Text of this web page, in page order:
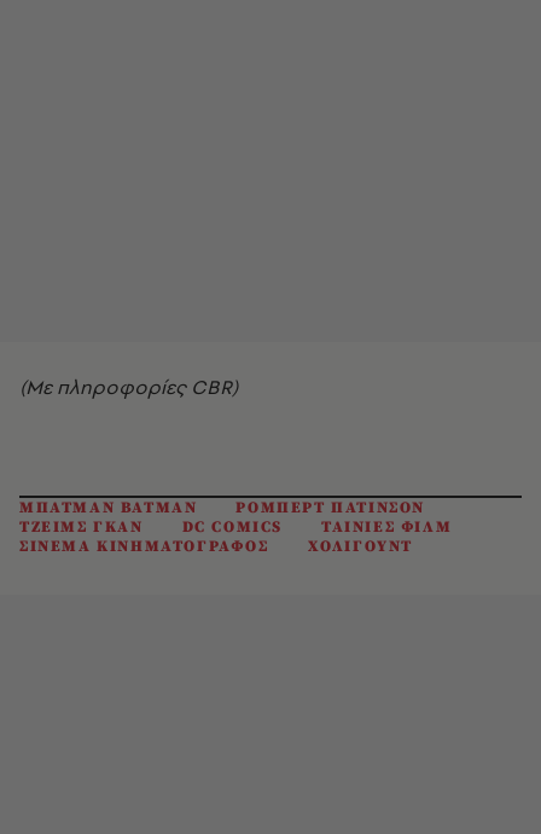
(Με πληροφορίες CBR)
ΜΠΑΤΜΑΝ BATMAN
ΡΟΜΠΕΡΤ ΠΑΤΙΝΣΟΝ
ΤΖΕΙΜΣ ΓΚΑΝ
DC COMICS
ΤΑΙΝΙΕΣ ΦΙΛΜ
ΣΙΝΕΜΑ ΚΙΝΗΜΑΤΟΓΡΑΦΟΣ
ΧΟΛΙΓΟΥΝΤ